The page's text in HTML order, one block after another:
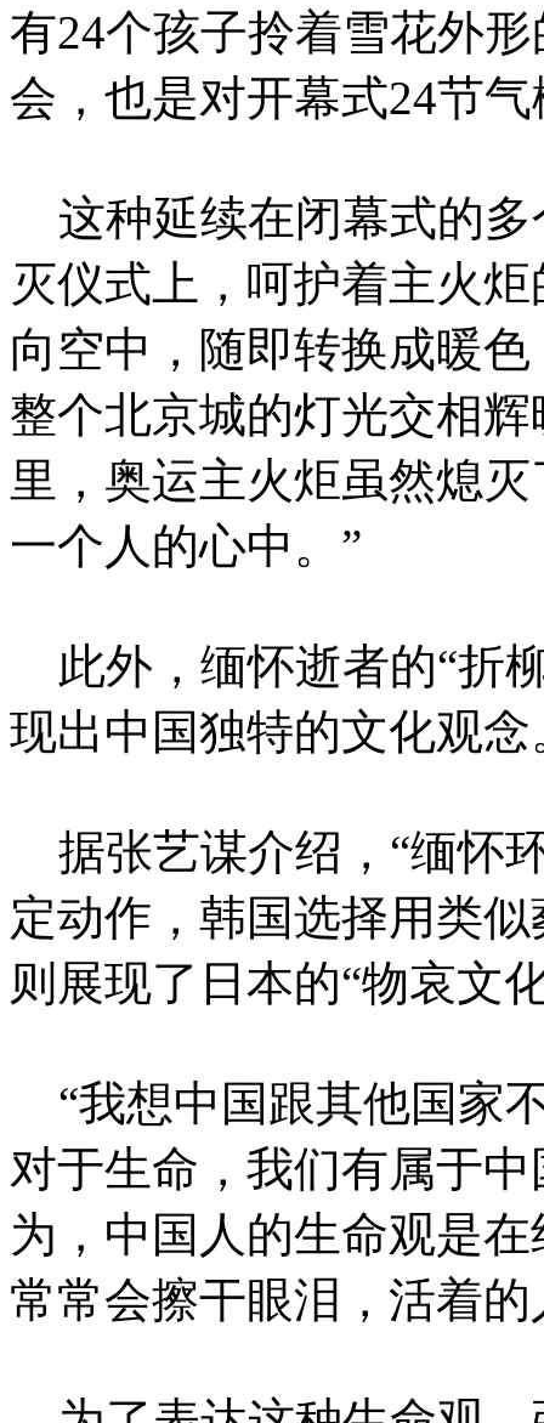
有24个孩子拎着雪花外
会，也是对开幕式24节
这种延续在闭幕式的多
灭仪式上，呵护着主火
向空中，随即转换成暖
整个北京城的灯光交相
里，奥运主火炬虽然熄
一个人的心中。”
此外，缅怀逝者的“折
现出中国独特的文化观念
据张艺谋介绍，“缅怀
定动作，韩国选择用类
则展现了日本的“物哀文
“我想中国跟其他国家
对于生命，我们有属于
为，中国人的生命观是
常常会擦干眼泪，活着